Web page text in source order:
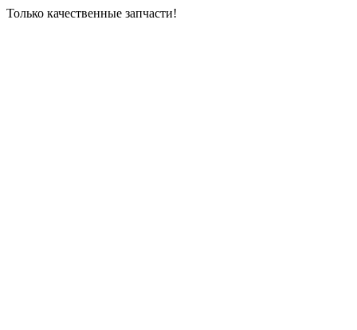
Только качественные запчасти!